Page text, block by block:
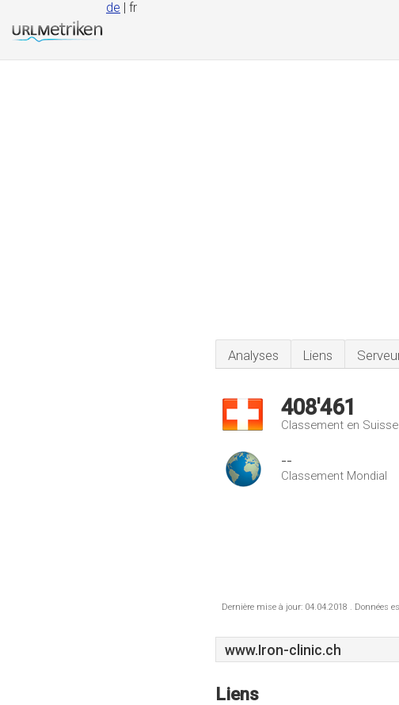
de | fr
Analyses Liens
408'461
Classement en Suisse
--
Classement Mondial
Dernière mise à jour: 04.04.2018 . Données
www.Iron-clinic.ch
Liens